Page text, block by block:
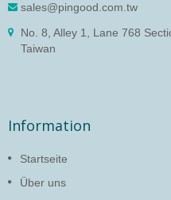
sales@pingood.com.tw
No. 8, Alley 1, Lane 768
Taiwan
Information
Startseite
Über uns